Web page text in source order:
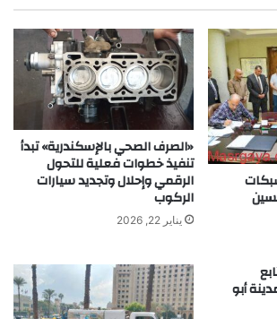
«الصرف الصحي بالإسكندرية» تبدأ
تنفيذ خطوات فعلية للتحول
الرقمي وإحلال وتجديد سيارات
الركوب
يناير 22, 2026
أبو